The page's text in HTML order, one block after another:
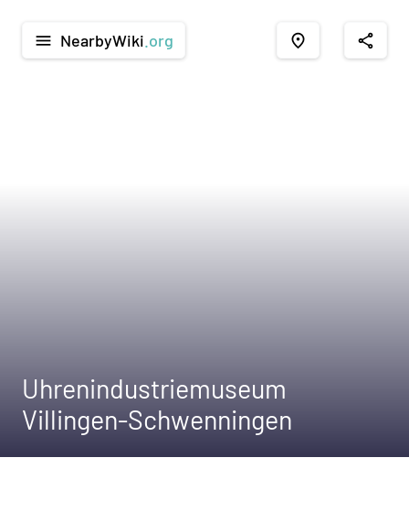
menu NearbyWiki .org place share
Uhrenindustriemuseum
Villingen-Schwenningen